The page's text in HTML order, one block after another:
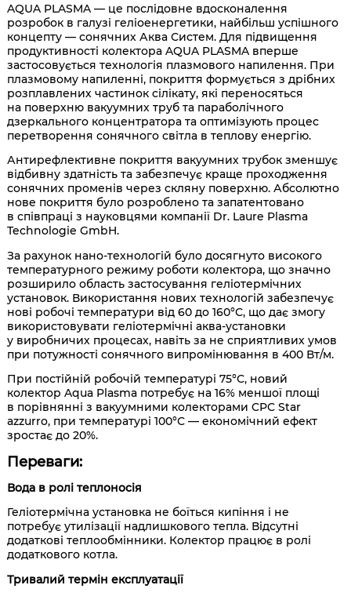
AQUA PLASMA — це послідовне вдосконалення
розробок в галузі геліоенергетики, найбільш успішного
концепту — сонячних Аква Систем. Для підвищення
продуктивності колектора AQUA PLASMA вперше
застосовується технологія плазмового напилення. При
плазмовому напиленні, покриття формується з дрібних
розплавлених частинок cілікату, які переносяться
на поверхню вакуумних труб та параболічного
дзеркального концентратора та оптимізують процес
перетворення сонячного світла в теплову енергію.
Антирефлективне покриття вакуумних трубок зменшує
відбивну здатність та забезпечує краще проходження
сонячних променів через скляну поверхню. Абсолютно
нове покриття було розроблено та запатентовано
в співпраці з науковцями компанії Dr. Laure Plasma
Technologie GmbH.
За рахунок нано-технологій було досягнуто високого
температурного режиму роботи колектора, що значно
розширило область застосування геліотермічних
установок. Використання нових технологій забезпечує
нові робочі температури від 60 до 160°С, що дає змогу
використовувати геліотермічні аква-установки
у виробничих процесах, навіть за не сприятливих умов
при потужності сонячного випромінювання в 400 Вт/м.
При постійній робочій температурі 75°С, новий
колектор Aqua Plasma потребує на 16% меншої площі
в порівнянні з вакуумними колекторами CPC Star
azzurro, при температурі 100°С — економічний ефект
зростає до 20%.
Переваги:
Вода в ролі теплоносія
Геліотермічна установка не боїться кипіння і не
потребує утилізації надлишкового тепла. Відсутні
додаткові теплообмінники. Колектор працює в ролі
додаткового котла.
Тривалий термін експлуатації